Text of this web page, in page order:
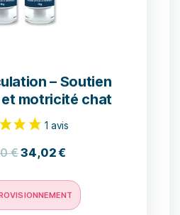
– Soutien
motricité chat
€34,02€